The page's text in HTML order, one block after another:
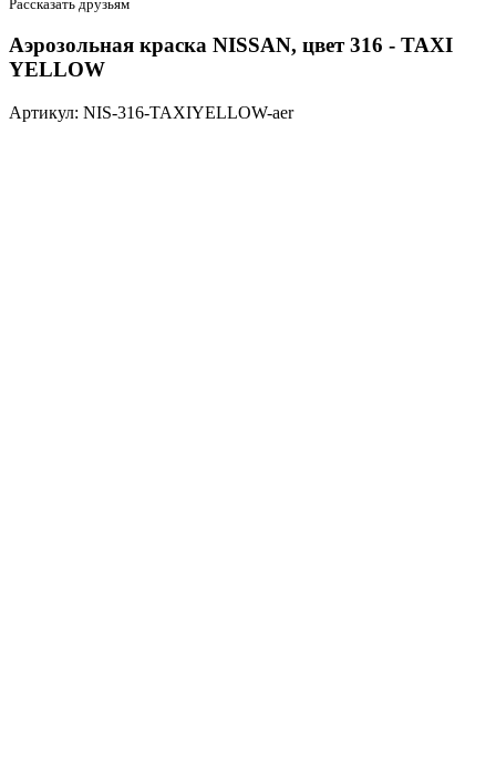
Рассказать друзьям
Аэрозольная краска NISSAN, цвет 316 - TAXI
YELLOW
Артикул: NIS-316-TAXIYELLOW-aer